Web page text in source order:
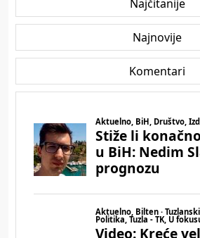
Najčitanije
Najnovije
Komentari